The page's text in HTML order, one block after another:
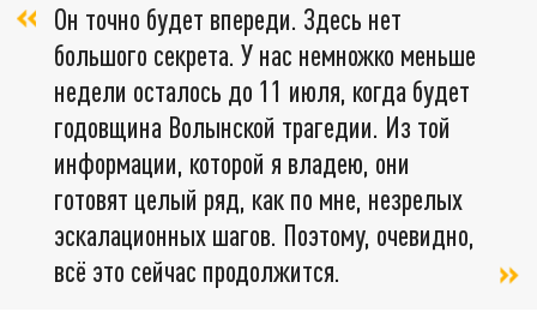
Он точно будет впереди. Здесь нет
большого секрета. У нас немножко меньше
недели осталось до 11 июля, когда будет
годовщина Волынской трагедии. Из той
информации, которой я владею, они
готовят целый ряд, как по мне, незрелых
эскалационных шагов. Поэтому, очевидно,
всё это сейчас продолжится.